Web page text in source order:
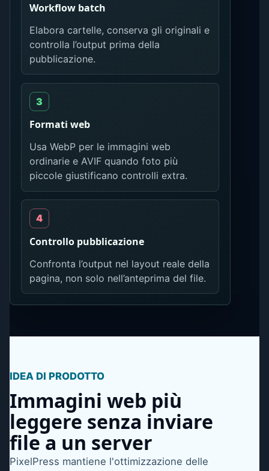
Workflow batch
Elabora cartelle, conserva gli originali e
controlla l’output prima della
pubblicazione.
Formati web
Usa WebP per le immagini web
ordinarie e AVIF quando foto più
piccole giustificano controlli extra.
Controllo pubblicazione
Confronta l’output nel layout reale della
pagina, non solo nell’anteprima del file.
IDEA DI PRODOTTO
Immagini web più
leggere senza inviare
file a un server
PixelPress mantiene l'ottimizzazione delle